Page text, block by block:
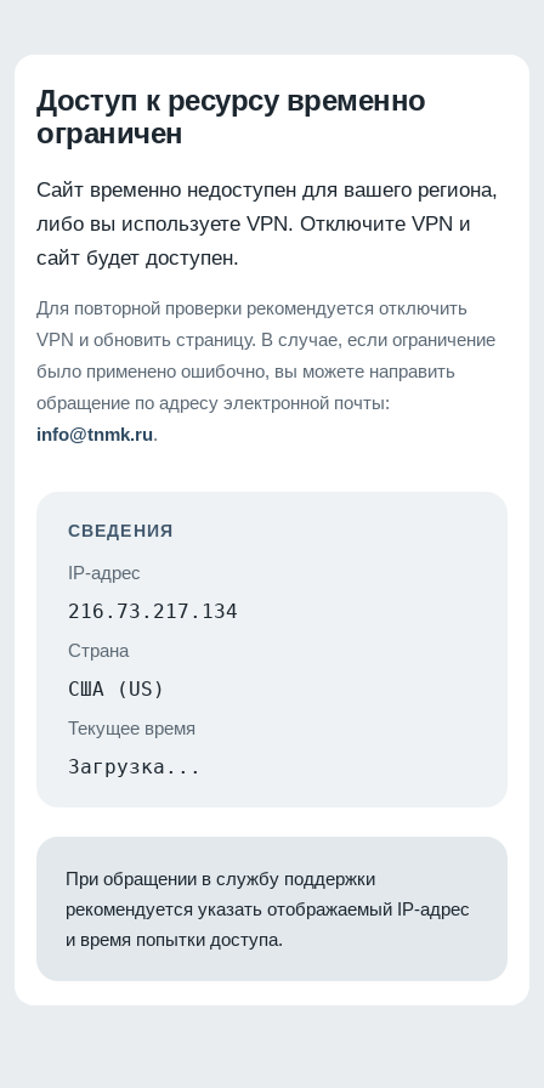
Доступ к ресурсу временно
ограничен
Сайт временно недоступен для вашего региона,
либо вы используете VPN. Отключите VPN и
сайт будет доступен.
Для повторной проверки рекомендуется отключить
VPN и обновить страницу. В случае, если ограничение
было применено ошибочно, вы можете направить
обращение по адресу электронной почты:
info@tnmk.ru.
СВЕДЕНИЯ
IP-адрес
216.73.217.134
Страна
США (US)
Текущее время
Загрузка...
При обращении в службу поддержки
рекомендуется указать отображаемый IP-адрес
и время попытки доступа.